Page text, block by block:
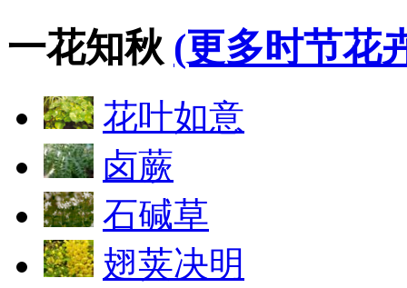
一花知秋 (更多时节花
花叶如意
卤蕨
石碱草
翅荚决明